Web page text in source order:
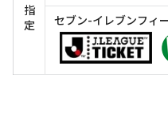
指
定
セブン-イレブンフィ